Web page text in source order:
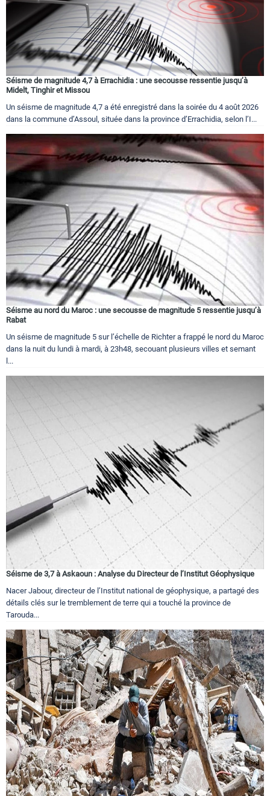
Circuits touristiques
Tourisme
Régions
Hotels
Evenements
Contact
Séisme de magnitude 4,7 à Errachidia : une secousse ressentie jusqu’à
Midelt, Tinghir et Missou
Un séisme de magnitude 4,7 a été enregistré dans la soirée du 4 août 2026
dans la commune d’Assoul, située dans la province d’Errachidia, selon l’I...
Séisme au nord du Maroc : une secousse de magnitude 5 ressentie jusqu’à
Rabat
Un séisme de magnitude 5 sur l’échelle de Richter a frappé le nord du Maroc
dans la nuit du lundi à mardi, à 23h48, secouant plusieurs villes et semant
l...
Séisme de 3,7 à Askaoun : Analyse du Directeur de l’Institut Géophysique
Nacer Jabour, directeur de l’Institut national de géophysique, a partagé des
détails clés sur le tremblement de terre qui a touché la province de
Tarouda...